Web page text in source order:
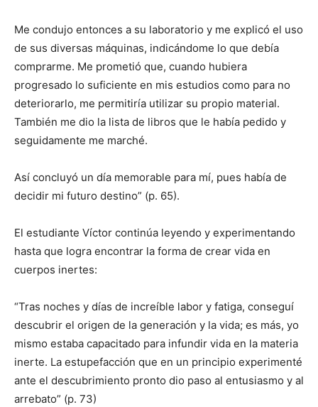
Me condujo entonces a su laboratorio y me explicó el uso
de sus diversas máquinas, indicándome lo que debía
comprarme. Me prometió que, cuando hubiera
progresado lo suficiente en mis estudios como para no
deteriorarlo, me permitiría utilizar su propio material.
También me dio la lista de libros que le había pedido y
seguidamente me marché.
Así concluyó un día memorable para mí, pues había de
decidir mi futuro destino” (p. 65).
El estudiante Víctor continúa leyendo y experimentando
hasta que logra encontrar la forma de crear vida en
cuerpos inertes:
“Tras noches y días de increíble labor y fatiga, conseguí
descubrir el origen de la generación y la vida; es más, yo
mismo estaba capacitado para infundir vida en la materia
inerte. La estupefacción que en un principio experimenté
ante el descubrimiento pronto dio paso al entusiasmo y al
arrebato” (p. 73)